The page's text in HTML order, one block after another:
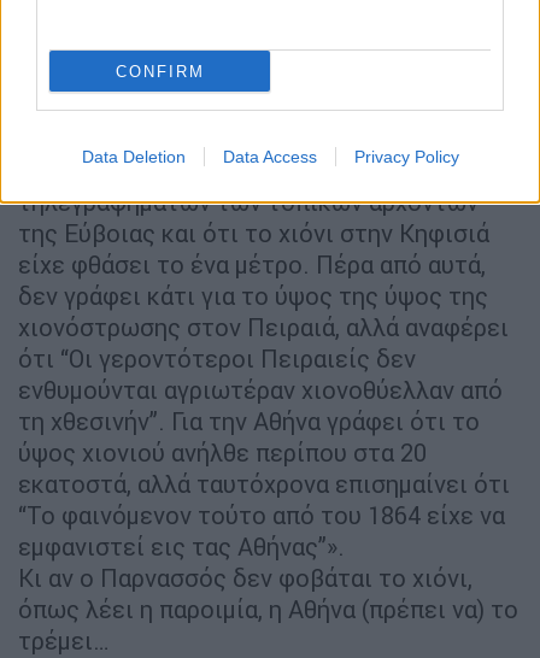
CONFIRM
Data Deletion Data Access Privacy Policy
πλείστα μέρη ανήλθον εις ύψος τριών
μέτρων (…) Η Κηφισιά έχει αποκλειστεί υπό
χιόνος ανελθούσης εις ύψος πλέον του
μέτρου”. Η εφημερίδα ΕΜΠΡΟΣ της 11ης
Φεβρουαρίου αναφέρει το περιεχόμενο των
τηλεγραφημάτων των τοπικών αρχόντων
της Εύβοιας και ότι το χιόνι στην Κηφισιά
είχε φθάσει το ένα μέτρο. Πέρα από αυτά,
δεν γράφει κάτι για το ύψος της ύψος της
χιονόστρωσης στον Πειραιά, αλλά αναφέρει
ότι “Οι γεροντότεροι Πειραιείς δεν
ενθυμούνται αγριωτέραν χιονοθύελλαν από
τη χθεσινήν”. Για την Αθήνα γράφει ότι το
ύψος χιονιού ανήλθε περίπου στα 20
εκατοστά, αλλά ταυτόχρονα επισημαίνει ότι
“Το φαινόμενον τούτο από του 1864 είχε να
εμφανιστεί εις τας Αθήνας”».
Κι αν ο Παρνασσός δεν φοβάται το χιόνι,
όπως λέει η παροιμία, η Αθήνα (πρέπει να) το
τρέμει…